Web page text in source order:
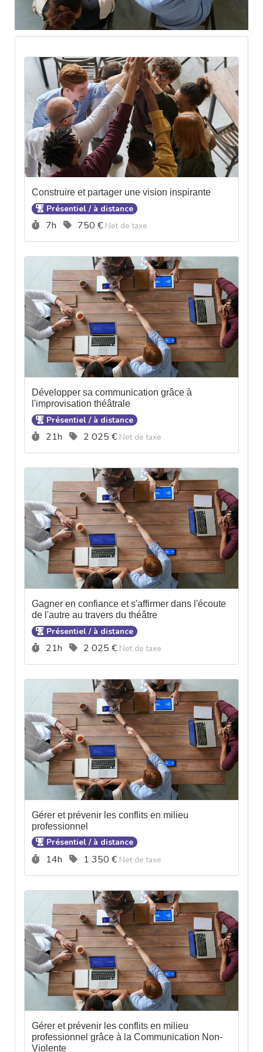
Construire et partager une vision inspirante
Présentiel / à distance
Durée :
7h Prix :
750 € Net de taxe
Développer sa communication grâce à
l'improvisation théâtrale
Présentiel / à distance
Durée :
21h Prix :
2 025 € Net de taxe
Gagner en confiance et s'affirmer dans l'écoute
de l'autre au travers du théâtre
Présentiel / à distance
Durée :
21h Prix :
2 025 € Net de taxe
Gérer et prévenir les conflits en milieu
professionnel
Présentiel / à distance
Durée :
14h Prix :
1 350 € Net de taxe
Gérer et prévenir les conflits en milieu
professionnel grâce à la Communication Non-
Violente